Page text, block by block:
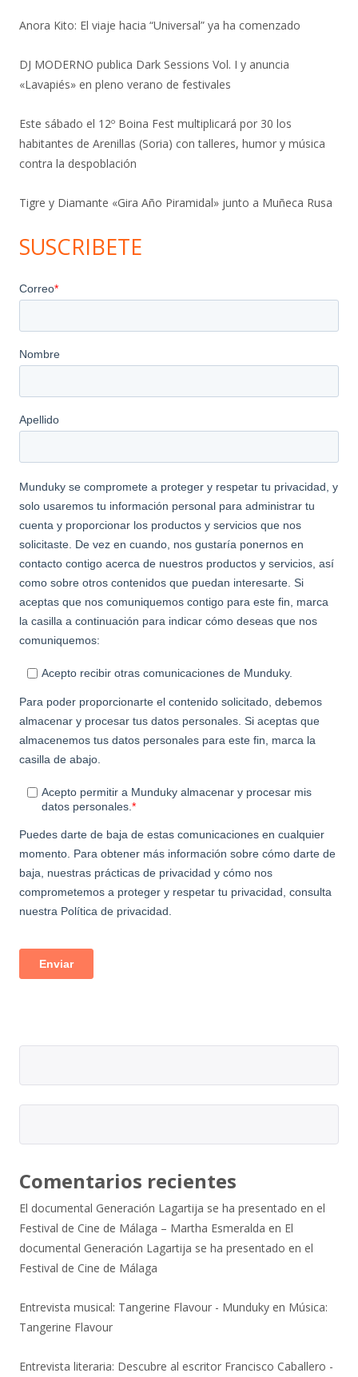
Anora Kito: El viaje hacia “Universal” ya ha comenzado
DJ MODERNO publica Dark Sessions Vol. I y anuncia
«Lavapiés» en pleno verano de festivales
Este sábado el 12º Boina Fest multiplicará por 30 los
habitantes de Arenillas (Soria) con talleres, humor y música
contra la despoblación
Tigre y Diamante «Gira Año Piramidal» junto a Muñeca Rusa
SUSCRIBETE
Comentarios recientes
El documental Generación Lagartija se ha presentado en el
Festival de Cine de Málaga – Martha Esmeralda en El
documental Generación Lagartija se ha presentado en el
Festival de Cine de Málaga
Entrevista musical: Tangerine Flavour - Munduky en Música:
Tangerine Flavour
Entrevista literaria: Descubre al escritor Francisco Caballero -